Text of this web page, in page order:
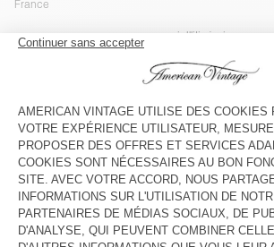
France
voir l''itinéraire
Lundi
13:00 - 19:00
Mardi
10:00 - 19:00
Mercredi
10:00 - 19:00
Jeudi
10:00 - 13:00 / 14:00 - 19:00
Vendredi
10:00 - 19:00
Samedi
10:00 - 19:00
Dimanche
Fermé